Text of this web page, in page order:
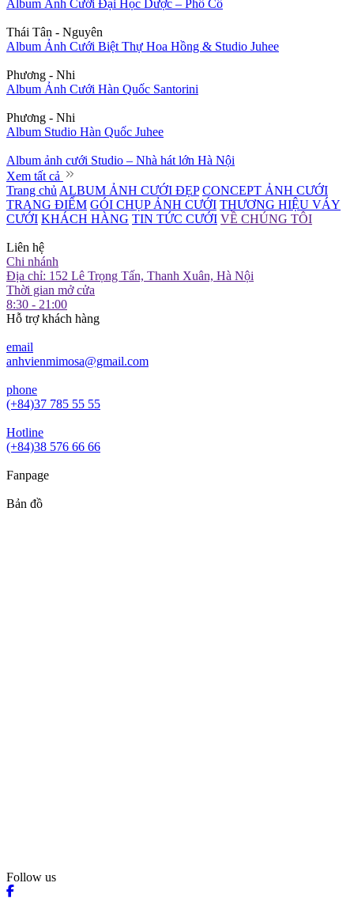
Album Ảnh Cưới Đại Học Dược – Phố Cổ
Thái Tân - Nguyên
Album Ảnh Cưới Biệt Thự Hoa Hồng & Studio Juhee
Phương - Nhi
Album Ảnh Cưới Hàn Quốc Santorini
Phương - Nhi
Album Studio Hàn Quốc Juhee
Album ảnh cưới Studio – Nhà hát lớn Hà Nội
Xem tất cả
Trang chủ ALBUM ẢNH CƯỚI ĐẸP CONCEPT ẢNH CƯỚI
TRANG ĐIỂM GÓI CHỤP ẢNH CƯỚI THƯƠNG HIỆU VÁY
CƯỚI KHÁCH HÀNG TIN TỨC CƯỚI VỀ CHÚNG TÔI
Liên hệ
Chi nhánh
Địa chỉ: 152 Lê Trọng Tấn, Thanh Xuân, Hà Nội
Thời gian mở cửa
8:30 - 21:00
Hỗ trợ khách hàng
email
anhvienmimosa@gmail.com
phone
(+84)37 785 55 55
Hotline
(+84)38 576 66 66
Fanpage
Bản đồ
Follow us